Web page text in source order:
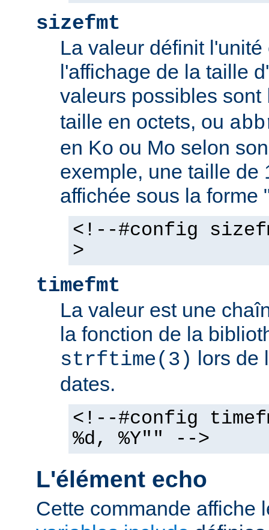
sizefmt
La valeur définit
l'affichage de la taille
valeurs possibles sont
taille en octets, ou
en Ko ou Mo selon
exemple, une taille de
affichée sous la forme
<!--#config
>
timefmt
La valeur est une
la fonction de la
strftime(3) lors de
dates.
<!--#config
%d, %Y"" -->
L'élément echo
Cette commande affiche